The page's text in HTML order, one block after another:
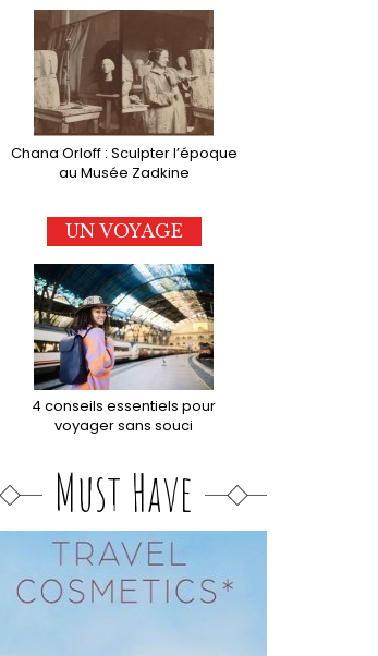
Chana Orloff : Sculpter l’époque
au Musée Zadkine
UN VOYAGE
4 conseils essentiels pour
voyager sans souci
Must Have